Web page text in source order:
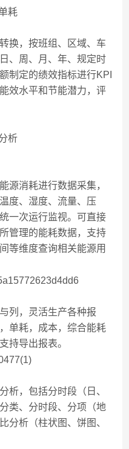
，按班组、区域、车
、周、月、年、规定时
制定的绩效指标进行KPI
效水平和节能潜力，评
消耗进行数据采集，
度、湿度、流量、压
一次运行监视。可直接
管理的能耗数据，支持
等维度查询相关能源用
，灵活生产各种报
单耗，成本，综合能耗
持导出报表。
，包括分时段（日、
类、分时段、分项（地
分析（柱状图、饼图、